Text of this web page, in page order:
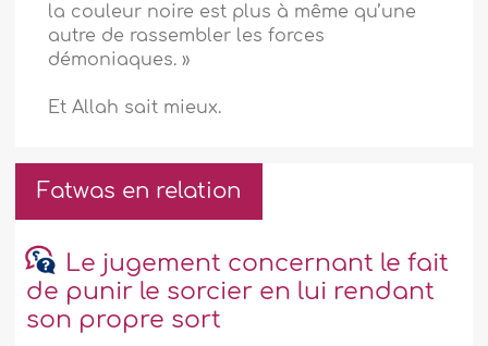
la couleur noire est plus à même qu’une
autre de rassembler les forces
démoniaques. »
Et Allah sait mieux.
Fatwas en relation
Le jugement concernant le fait
de punir le sorcier en lui rendant
son propre sort